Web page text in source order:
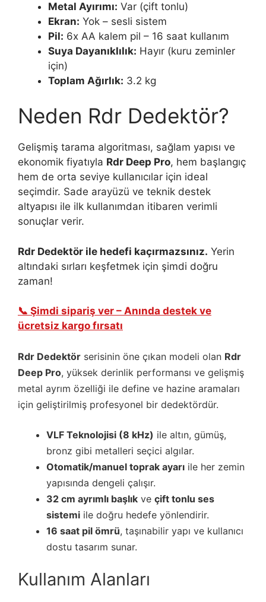
Metal Ayırımı: Var (çift tonlu)
Ekran: Yok – sesli sistem
Pil: 6x AA kalem pil – 16 saat kullanım
Suya Dayanıklılık: Hayır (kuru zeminler
için)
Toplam Ağırlık: 3.2 kg
Neden Rdr Dedektör?
Gelişmiş tarama algoritması, sağlam yapısı ve
ekonomik fiyatıyla Rdr Deep Pro, hem başlangıç
hem de orta seviye kullanıcılar için ideal
seçimdir. Sade arayüzü ve teknik destek
altyapısı ile ilk kullanımdan itibaren verimli
sonuçlar verir.
Rdr Dedektör ile hedefi kaçırmazsınız. Yerin
altındaki sırları keşfetmek için şimdi doğru
zaman!
📞 Şimdi sipariş ver – Anında destek ve
ücretsiz kargo fırsatı
Rdr Dedektör serisinin öne çıkan modeli olan Rdr
Deep Pro, yüksek derinlik performansı ve gelişmiş
metal ayrım özelliği ile define ve hazine aramaları
için geliştirilmiş profesyonel bir dedektördür.
VLF Teknolojisi (8 kHz) ile altın, gümüş,
bronz gibi metalleri seçici algılar.
Otomatik/manuel toprak ayarı ile her zemin
yapısında dengeli çalışır.
32 cm ayrımlı başlık ve çift tonlu ses
sistemi ile doğru hedefe yönlendirir.
16 saat pil ömrü, taşınabilir yapı ve kullanıcı
dostu tasarım sunar.
Kullanım Alanları